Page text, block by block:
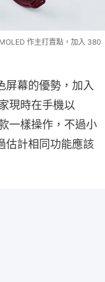
作主打賣點，加入 380
屏幕的優勢，加入
現時在手機以
一樣操作，不過小
估計相同功能應該